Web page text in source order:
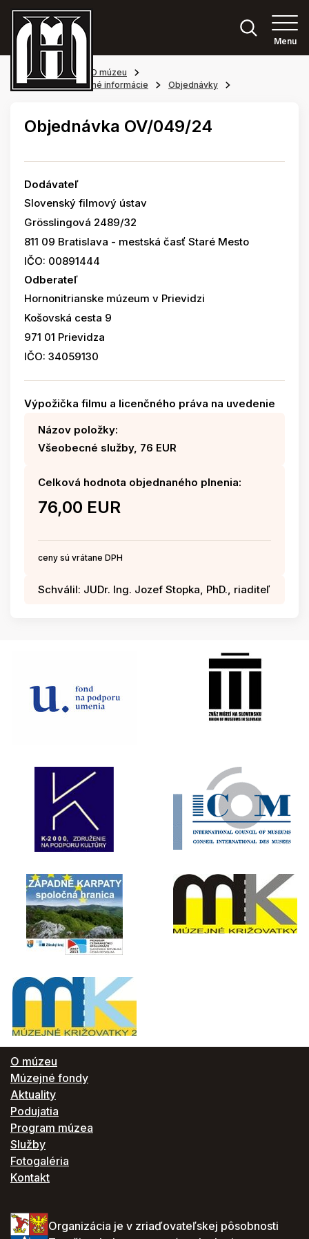
Menu
Hlavná stránka
O múzeu
Povinne zverejňované informácie
Objednávky
Objednávka OV/049/24
Dodávateľ
Slovenský filmový ústav
Grösslingová 2489/32
811 09 Bratislava - mestská časť Staré Mesto
IČO: 00891444
Odberateľ
Hornonitrianske múzeum v Prievidzi
Košovská cesta 9
971 01 Prievidza
IČO: 34059130
Výpožička filmu a licenčného práva na uvedenie
Názov položky:
Všeobecné služby, 76 EUR
Celková hodnota objednaného plnenia:
76,00 EUR
ceny sú vrátane DPH
Schválil: JUDr. Ing. Jozef Stopka, PhD., riaditeľ
O múzeu
Múzejné fondy
Aktuality
Podujatia
Program múzea
Služby
Fotogaléria
Kontakt
Organizácia je v zriaďovateľskej pôsobnosti